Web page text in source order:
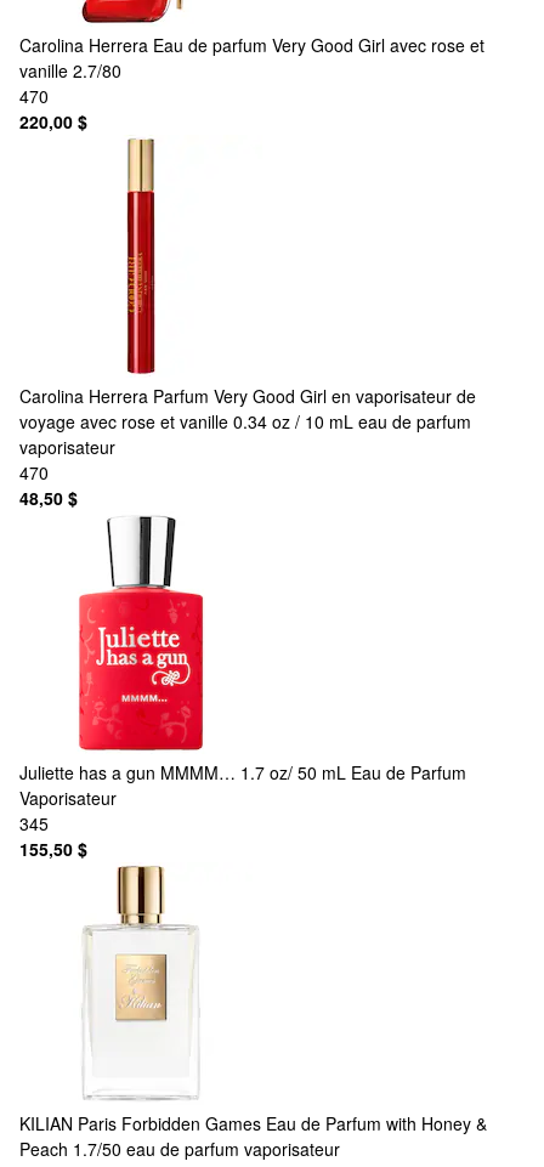
Carolina Herrera Eau de parfum Very Good Girl avec rose et
vanille 2.7/80
470
220,00 $
Carolina Herrera Parfum Very Good Girl en vaporisateur de
voyage avec rose et vanille 0.34 oz / 10 mL eau de parfum
vaporisateur
470
48,50 $
Juliette has a gun MMMM… 1.7 oz/ 50 mL Eau de Parfum
Vaporisateur
345
155,50 $
KILIAN Paris Forbidden Games Eau de Parfum with Honey &
Peach 1.7/50 eau de parfum vaporisateur